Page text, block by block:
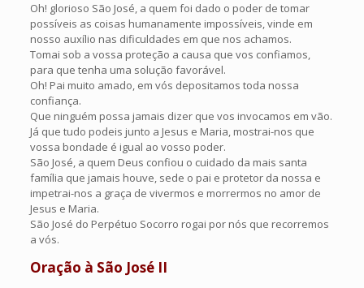
Oh! glorioso São José, a quem foi dado o poder de tomar
possíveis as coisas humanamente impossíveis, vinde em
nosso auxílio nas dificuldades em que nos achamos.
Tomai sob a vossa proteção a causa que vos confiamos,
para que tenha uma solução favorável.
Oh! Pai muito amado, em vós depositamos toda nossa
confiança.
Que ninguém possa jamais dizer que vos invocamos em vão.
Já que tudo podeis junto a Jesus e Maria, mostrai-nos que
vossa bondade é igual ao vosso poder.
São José, a quem Deus confiou o cuidado da mais santa
família que jamais houve, sede o pai e protetor da nossa e
impetrai-nos a graça de vivermos e morrermos no amor de
Jesus e Maria.
São José do Perpétuo Socorro rogai por nós que recorremos
a vós.
Oração à São José II